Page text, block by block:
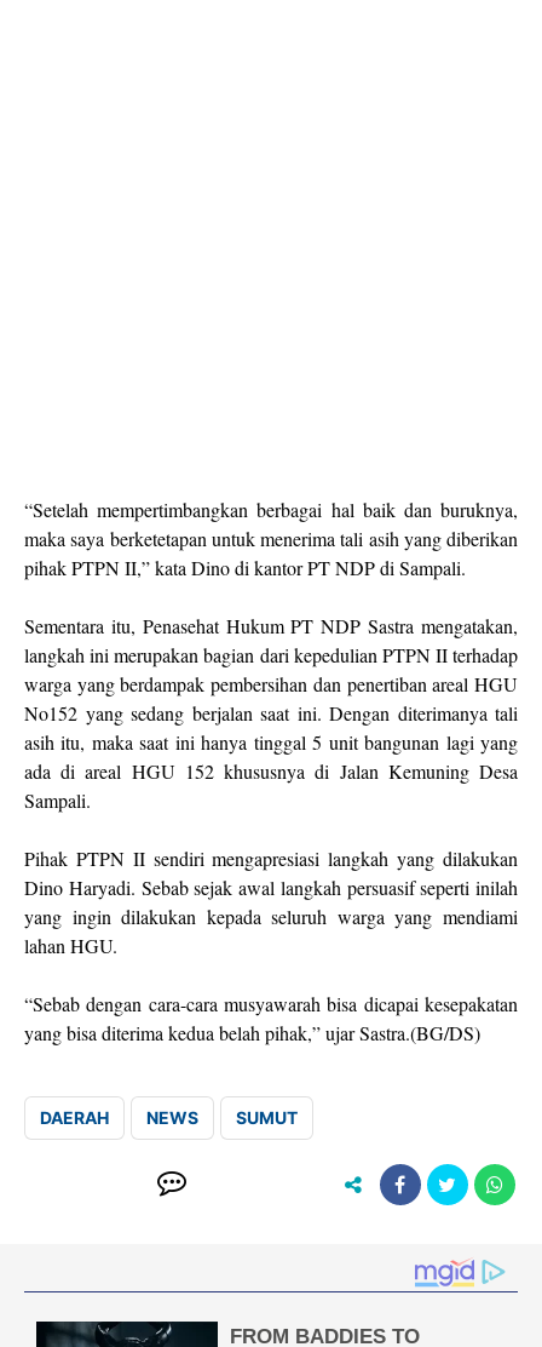
“Setelah mempertimbangkan berbagai hal baik dan buruknya,
maka saya berketetapan untuk menerima tali asih yang diberikan
pihak PTPN II,” kata Dino di kantor PT NDP di Sampali.
Sementara itu, Penasehat Hukum PT NDP Sastra mengatakan,
langkah ini merupakan bagian dari kepedulian PTPN II terhadap
warga yang berdampak pembersihan dan penertiban areal HGU
No152 yang sedang berjalan saat ini. Dengan diterimanya tali
asih itu, maka saat ini hanya tinggal 5 unit bangunan lagi yang
ada di areal HGU 152 khususnya di Jalan Kemuning Desa
Sampali.
Pihak PTPN II sendiri mengapresiasi langkah yang dilakukan
Dino Haryadi. Sebab sejak awal langkah persuasif seperti inilah
yang ingin dilakukan kepada seluruh warga yang mendiami
lahan HGU.
“Sebab dengan cara-cara musyawarah bisa dicapai kesepakatan
yang bisa diterima kedua belah pihak,” ujar Sastra.(BG/DS)
DAERAH NEWS SUMUT